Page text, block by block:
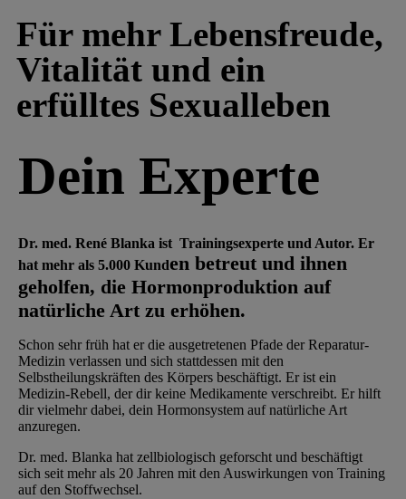
Für mehr Lebensfreude,
Vitalität und ein
erfülltes Sexualleben
Dein Experte
Dr. med. René Blanka ist Trainingsexperte und Autor. Er
hat mehr als 5.000 Kunden betreut und ihnen
geholfen, die Hormonproduktion auf
natürliche Art zu erhöhen.
Schon sehr früh hat er die ausgetretenen Pfade der Reparatur-
Medizin verlassen und sich stattdessen mit den
Selbstheilungskräften des Körpers beschäftigt. Er ist ein
Medizin-Rebell, der dir keine Medikamente verschreibt. Er hilft
dir vielmehr dabei, dein Hormonsystem auf natürliche Art
anzuregen.
Dr. med. Blanka hat zellbiologisch geforscht und beschäftigt
sich seit mehr als 20 Jahren mit den Auswirkungen von Training
auf den Stoffwechsel.